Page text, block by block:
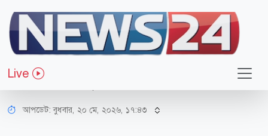
Live
আইন-বিচার
মামলা নিষ্পত্তির আগেই সুপ্রিম কোর্ট
সচিবালয় বিলুপ্ত, হাইকোর্টের বিস্ময়
আপডেট: বুধবার, ২০ মে, ২০২৬, ১৭:৪৩